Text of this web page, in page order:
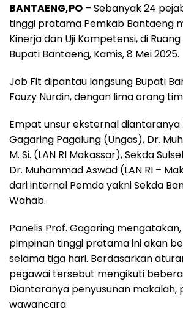
c
e
b
o
k
a
t
s
p
p
l
e
g
a
m
r
e
a
s
a
r
e
BANTAENG,PO – Sebanyak 24
tinggi pratama Pemkab Bantaeng
Kinerja dan Uji Kompetensi, di
Bupati Bantaeng, Kamis, 8 Mei 2025.
Job Fit dipantau langsung Bupati
Fauzy Nurdin, dengan lima orang
Empat unsur eksternal diantaranya
Gagaring Pagalung (Ungas), Dr.
M. Si. (LAN RI Makassar), Sekda
Dr. Muhammad Aswad (LAN RI –
dari internal Pemda yakni Sekda
Wahab.
Panelis Prof. Gagaring
pimpinan tinggi pratama ini akan
selama tiga hari. Berdasarkan
pegawai tersebut mengikuti
Diantaranya penyusunan makalah,
wawancara.